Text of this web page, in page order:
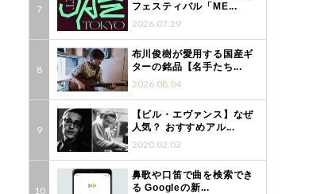
フェスティバル「ME...
2026.07.29
布川俊樹が愛用する国産ギ
ターの銘品【名手たち...
2026.08.04
【ビル・エヴァンス】なぜ
人気？ おすすめアル...
2020.02.03
鼻歌や口笛で曲を検索でき
る Googleの新...